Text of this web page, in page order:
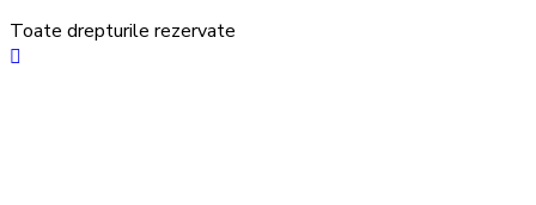
Toate drepturile rezervate